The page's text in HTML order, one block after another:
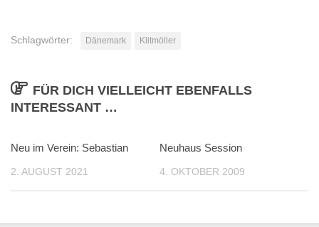
Schlagwörter: Dänemark Klitmöller
FÜR DICH VIELLEICHT EBENFALLS
INTERESSANT …
Neu im Verein: Sebastian
2. AUGUST 2021
Neuhaus Session
4. OKTOBER 2009